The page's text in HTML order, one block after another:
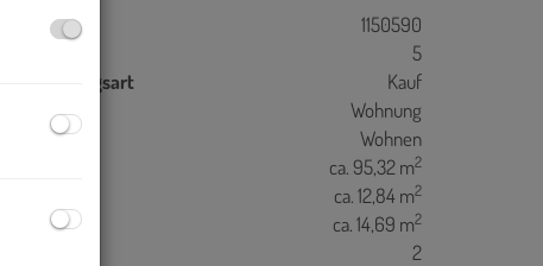
Objektnr.
1150590
5
Vermarktungsart
Kauf
Objektart
Wohnung
Nutzungsart
Wohnen
ca. 95,32 m2
ca. 12,84 m2
Balkonfläche ca. 14,69 m2
2